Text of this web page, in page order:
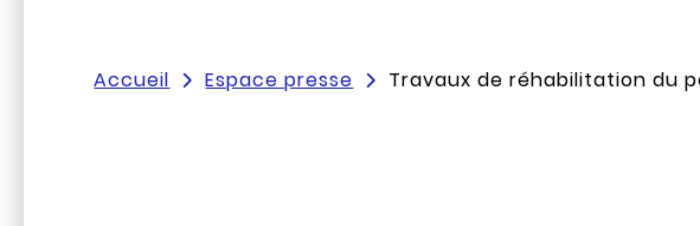
Accueil Espace presse
Travaux de réhabilitation du